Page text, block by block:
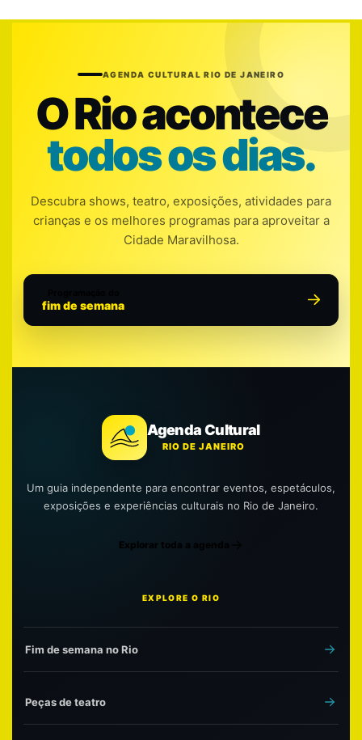
AGENDA CULTURAL RIO DE JANEIRO
O Rio acontece
todos os dias.
Descubra shows, teatro, exposições, atividades para
crianças e os melhores programas para aproveitar a
Cidade Maravilhosa.
fim de semana
Agenda Cultural
RIO DE JANEIRO
Um guia independente para encontrar eventos, espetáculos,
exposições e experiências culturais no Rio de Janeiro.
Explorar toda a agenda
EXPLORE O RIO
Fim de semana no Rio
Peças de teatro